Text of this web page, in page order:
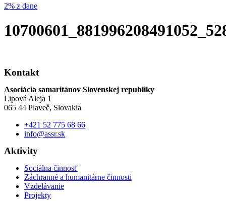
2% z dane
Kontakt
Asociácia samaritánov Slovenskej republiky
Lipová Aleja 1
065 44 Plaveč, Slovakia
+421 52 775 68 66
info@assr.sk
Aktivity
Sociálna činnosť
Záchranné a humanitárne činnosti
Vzdelávanie
Projekty